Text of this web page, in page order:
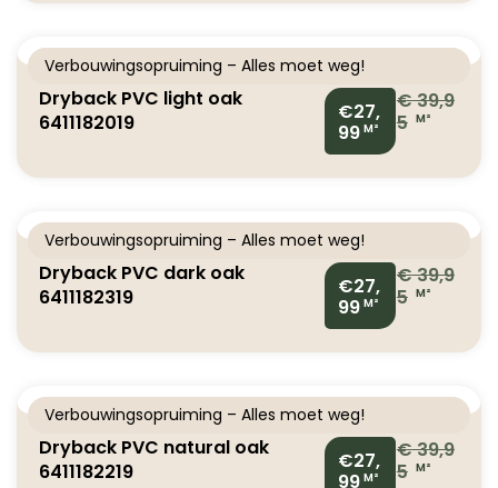
Verbouwingsopruiming – Alles moet weg!
Dryback PVC light oak
6411182019
€27,
99 M²
€39,9
5 M²
Verbouwingsopruiming – Alles moet weg!
Dryback PVC dark oak
6411182319
€27,
99 M²
€39,9
5 M²
Verbouwingsopruiming – Alles moet weg!
Dryback PVC natural oak
6411182219
€27,
99 M²
€39,9
5 M²